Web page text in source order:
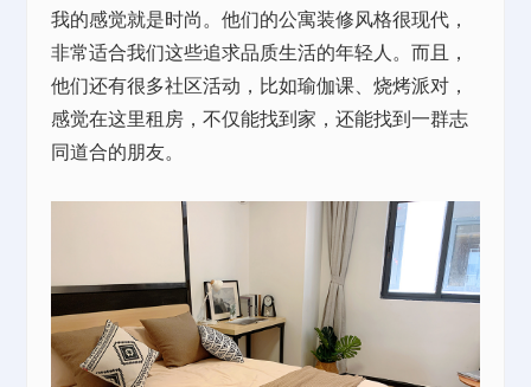
我的感觉就是时尚。他们的公寓装修风格很现代，
非常适合我们这些追求品质生活的年轻人。而且，
他们还有很多社区活动，比如瑜伽课、烧烤派对，
感觉在这里租房，不仅能找到家，还能找到一群志
同道合的朋友。